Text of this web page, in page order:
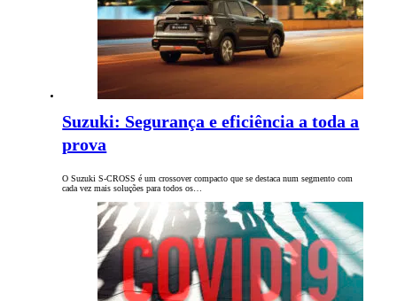
Suzuki: Segurança e eficiência a toda a
prova
O Suzuki S-CROSS é um crossover compacto que se destaca num segmento com
cada vez mais soluções para todos os…